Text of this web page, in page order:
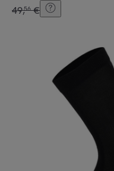
49,56 €